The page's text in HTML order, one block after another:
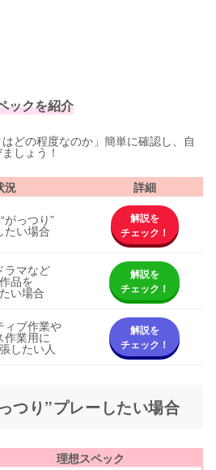
ックを紹介
どの程度なのか」簡単に確認し、自
しょう！
況 詳細
がっつり”
たい場合
解説を
チェック！
ラマなど
品を
い場合
解説を
チェック！
ィブ作業や
作業用に
したい人
解説を
チェック！
つり”プレーしたい場合
理想スペック